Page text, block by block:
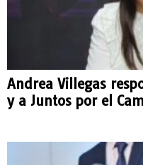
Andrea Villegas
y a Juntos por el